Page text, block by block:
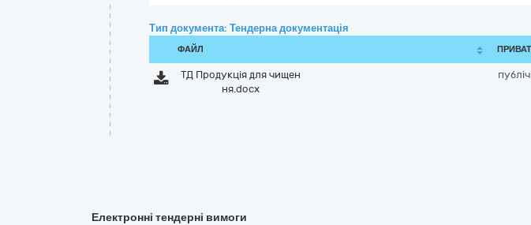
Тип документа: Тендерна документація
ФАЙЛ
ТД Продукція для чищен
ня.docx
Електронні тендерні вимоги